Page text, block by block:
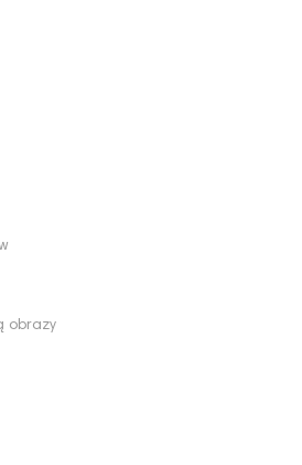
obrazy